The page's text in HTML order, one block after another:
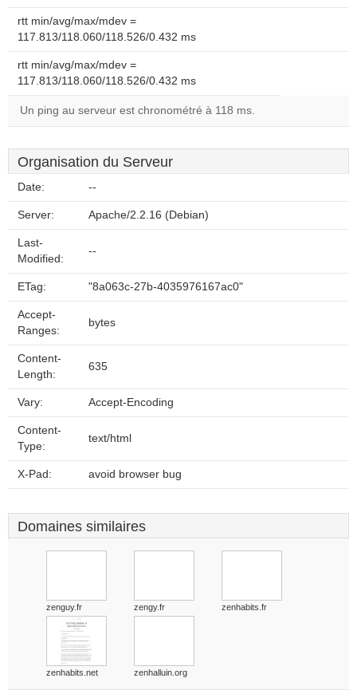
rtt min/avg/max/mdev =
117.813/118.060/118.526/0.432 ms
rtt min/avg/max/mdev =
117.813/118.060/118.526/0.432 ms
Un ping au serveur est chronométré à 118 ms.
Organisation du Serveur
Date: --
Server: Apache/2.2.16 (Debian)
Last-
Modified:
--
ETag: "8a063c-27b-4035976167ac0"
Accept-
Ranges:
bytes
Content-
Length:
635
Vary: Accept-Encoding
Content-
Type:
text/html
X-Pad: avoid browser bug
Domaines similaires
zenguy.fr zengy.fr zenhabits.fr
zenhabits.net zenhalluin.org